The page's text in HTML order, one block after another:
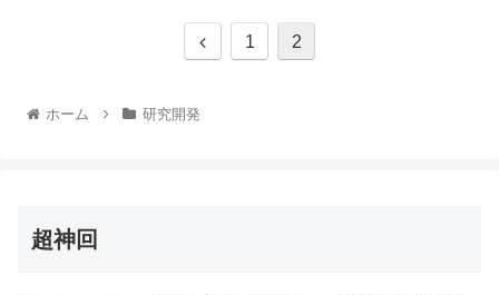
1 2
ホーム 研究開発
超神回